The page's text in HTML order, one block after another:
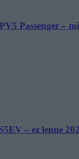
Passenger –
– ez lenne